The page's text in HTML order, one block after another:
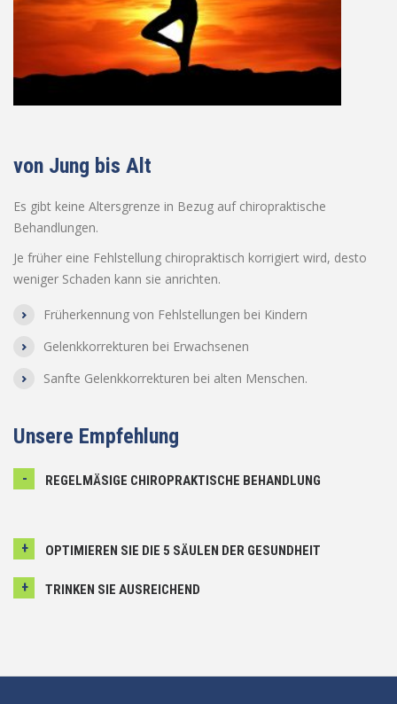
von Jung bis Alt
Es gibt keine Altersgrenze in Bezug auf chiropraktische
Behandlungen.
Je früher eine Fehlstellung chiropraktisch korrigiert wird, desto
weniger Schaden kann sie anrichten.
Früherkennung von Fehlstellungen bei Kindern
Gelenkkorrekturen bei Erwachsenen
Sanfte Gelenkkorrekturen bei alten Menschen.
Unsere Empfehlung
REGELMÄSIGE CHIROPRAKTISCHE BEHANDLUNG
OPTIMIEREN SIE DIE 5 SÄULEN DER GESUNDHEIT
TRINKEN SIE AUSREICHEND